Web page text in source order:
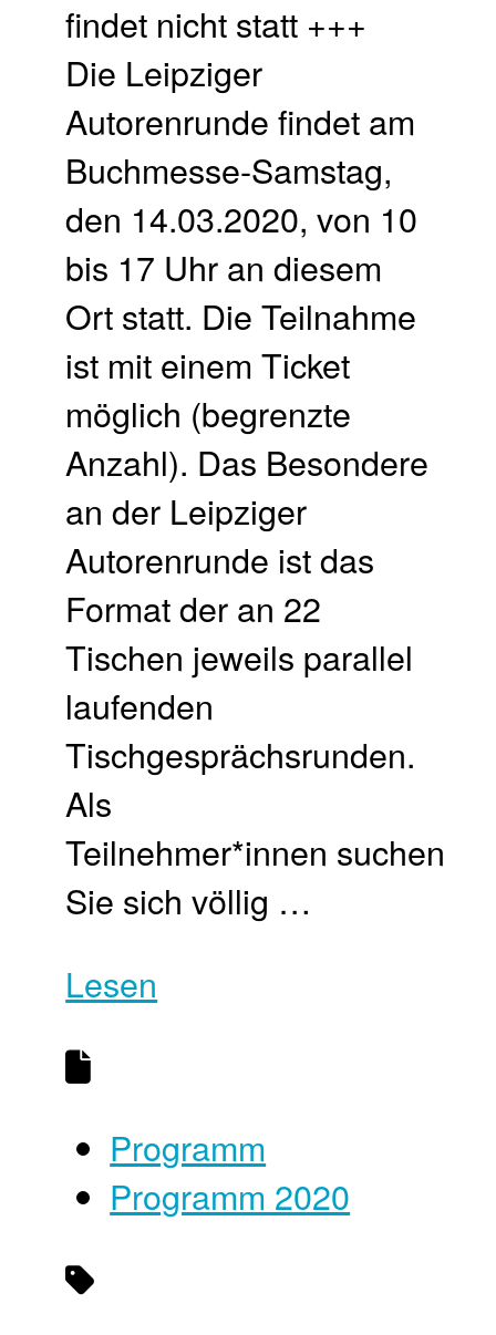
findet nicht statt +++
Die Leipziger
Autorenrunde findet am
Buchmesse-Samstag,
den 14.03.2020, von 10
bis 17 Uhr an diesem
Ort statt. Die Teilnahme
ist mit einem Ticket
möglich (begrenzte
Anzahl). Das Besondere
an der Leipziger
Autorenrunde ist das
Format der an 22
Tischen jeweils parallel
laufenden
Tischgesprächsrunden.
Als
Teilnehmer*innen suchen
Sie sich völlig …
Lesen
Programm
Programm 2020